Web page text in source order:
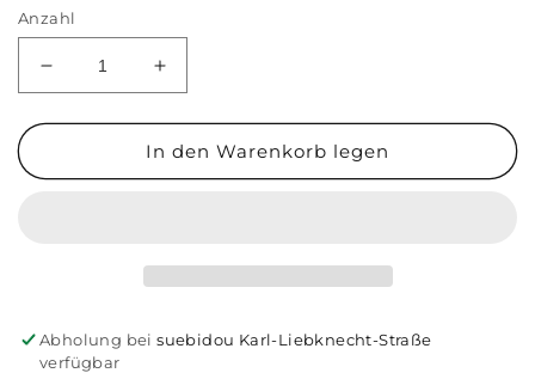
Anzahl
Verringere
die
Menge
Fragenkartenspiel
Erhöhe
die
Menge
für
Fragenkartenspiel
In den Warenkorb legen
Abholung beisuebidou Karl-Liebknecht-Straße
verfügbar